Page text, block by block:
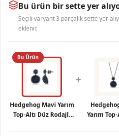
Bu ürün bir sette yer
Seçili varyant 3 parçalık sette yer
eklenir.
Bu Ürün
Hedgehog Mavi Yarım
Top-Altı Düz Rodajlı
+
Yarım